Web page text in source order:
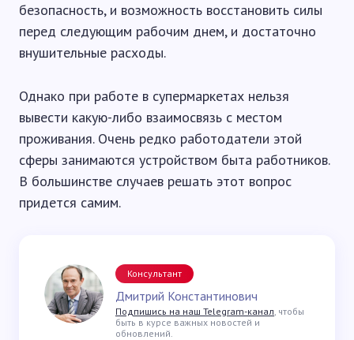
безопасность, и возможность восстановить силы
перед следующим рабочим днем, и достаточно
внушительные расходы.
Однако при работе в супермаркетах нельзя
вывести какую-либо взаимосвязь с местом
проживания. Очень редко работодатели этой
сферы занимаются устройством быта работников.
В большинстве случаев решать этот вопрос
придется самим.
Консультант
Дмитрий Константинович
Подпишись на наш Telegram-канал, чтобы
быть в курсе важных новостей и
обновлений.